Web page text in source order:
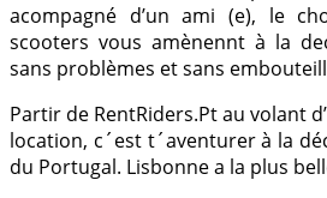
acompagné d’un ami (e), le
scooters vous amènennt à la
sans problèmes et sans
Partir de RentRiders.Pt au volant
location, c´est t´aventurer à la
du Portugal. Lisbonne a la plus